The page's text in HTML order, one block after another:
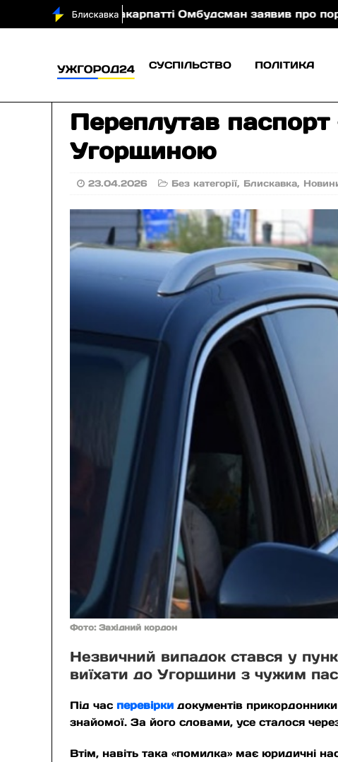
На Закарпатті Омбудсман заявив про порушення
СУСПІЛЬСТВО ПОЛІТИКА
Переплутав
Угорщиною
23.04.2026 Без категорії, Блискавка,
Фото: Західний кордон
Незвичний випадок стався у
виїхати до Угорщини з чужим
Під часперевірки документів
знайомої. За його словами, усе сталося
Втім, навіть така «помилка» має юридичні